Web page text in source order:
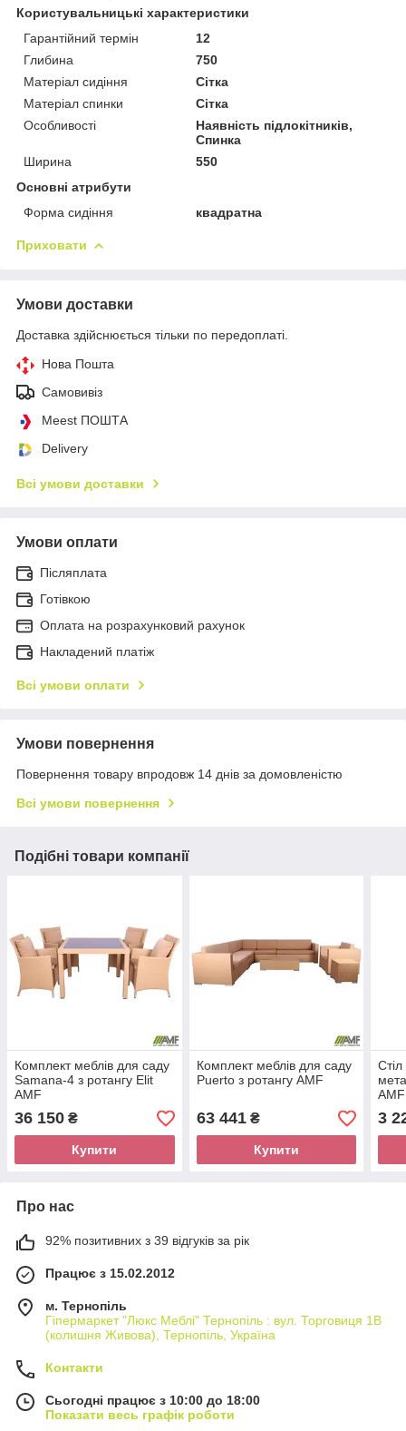
Користувальницькі характеристики
Гарантійний термін
12
Глибина
750
Матеріал сидіння
Сітка
Матеріал спинки
Сітка
Особливості
Наявність підлокітників,
Спинка
Ширина
550
Основні атрибути
Форма сидіння
квадратна
Приховати
Умови доставки
Доставка здійснюється тільки по передоплаті.
Нова Пошта
Самовивіз
Meest ПОШТА
Delivery
Всі умови доставки
Умови оплати
Післяплата
Готівкою
Оплата на розрахунковий рахунок
Накладений платіж
Всі умови оплати
Умови повернення
Повернення товару впродовж 14 днів за домовленістю
Всі умови повернення
Подібні товари компанії
Комплект меблів для саду
Samana-4 з ротангу Elit
AMF
36 150 ₴
Купити
Комплект меблів для саду
Puerto з ротангу AMF
63 441₴
Купити
AMF
3
Про нас
92% позитивних з 39 відгуків за рік
Працює з 15.02.2012
м. Тернопіль
Гіпермаркет "Люкс Меблі" Тернопіль : вул. Торговиця 1В
(колишня Живова), Тернопіль, Україна
Контакти
Сьогодні працює з 10:00 до 18:00
Показати весь графік роботи